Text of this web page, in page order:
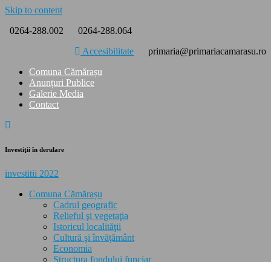
Skip to content
0264-288.002
0264-288.064
Accesibilitate
primaria@primariacamarasu.ro
Comuna Cămărașu
Anunțuri Publice
Galerie Media
Contact
Investiţii în derulare
investitii 2022
Comuna Cămărașu
Cadrul geografic
Relieful şi vegetaţia
Istoricul localităţii
Cultură şi învăţământ
Economia
Structura fondului funciar